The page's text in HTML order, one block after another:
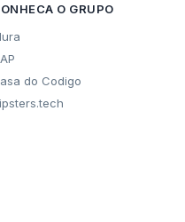
O GRUPO
do Codigo